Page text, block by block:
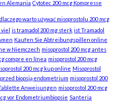
Alemania Cytotec 200 mcg Kompresse
dlaczego warto używać misoprostolu 200 mcg
viel is tramadol 200 mg sterk ist Tramadol
Kaufen Sie Abtreibungspillen online
w Niemczech misoprostol 200 mcg antes
compre en línea misoprostol 200 mcg
200 mcg kup online Misoprostol
przed biopsją endometrium misoprostol 200
Anweisungen misoprostol 200 mcg
vor Endometriumbiopsie Santeria